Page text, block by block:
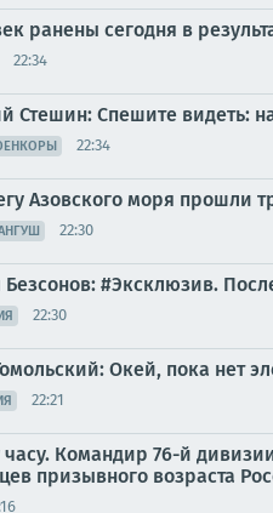
ранены сегодня в
22:34
Стешин: Спешите видеть:
22:34
Азовского моря прошли
22:30
#Эксклюзив.
22:30
Окей, пока нет
22:21
часу. Командир 76-й
призывного возраста